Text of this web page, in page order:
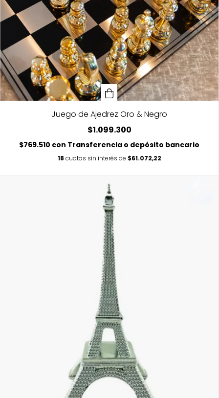
Juego de Ajedrez Oro & Negro
$1.099.300
$769.510 con Transferencia o depósito bancario
18 cuotas sin interés de $61.072,22